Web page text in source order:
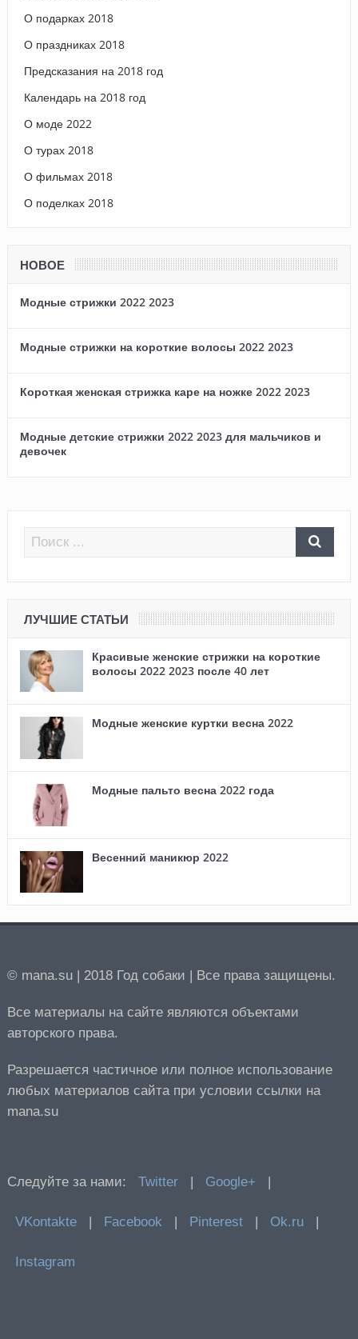
О подарках 2018
О праздниках 2018
Предсказания на 2018 год
Календарь на 2018 год
О моде 2022
О турах 2018
О фильмах 2018
О поделках 2018
НОВОЕ
Модные стрижки 2022 2023
Модные стрижки на короткие волосы 2022 2023
Короткая женская стрижка каре на ножке 2022 2023
Модные детские стрижки 2022 2023 для мальчиков и
девочек
ЛУЧШИЕ СТАТЬИ
Красивые женские стрижки на короткие
волосы 2022 2023 после 40 лет
Модные женские куртки весна 2022
Модные пальто весна 2022 года
Весенний маникюр 2022
© mana.su | 2018 Год собаки | Все права защищены.
Все материалы на сайте являются объектами
авторского права.
Разрешается частичное или полное использование
любых материалов сайта при условии ссылки на
mana.su
Следуйте за нами: Twitter Google+
VKontakte Facebook Pinterest Ok.ru
Instagram